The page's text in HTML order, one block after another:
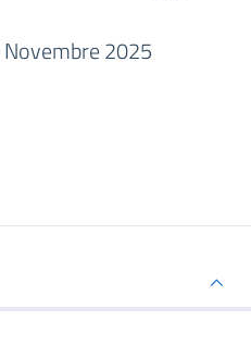
2025